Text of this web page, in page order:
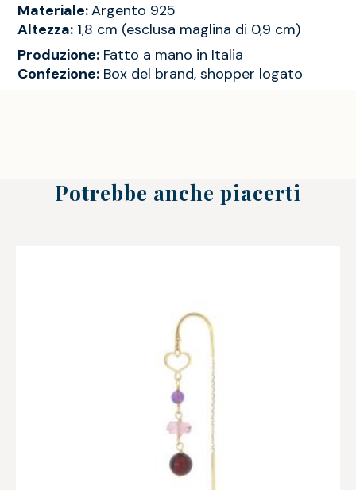
Materiale:Argento 925
Altezza: 1,8 cm (esclusa maglina di 0,9 cm)
Produzione: Fatto a mano in Italia
Confezione: Box del brand, shopper logato
Potrebbe anche piacerti